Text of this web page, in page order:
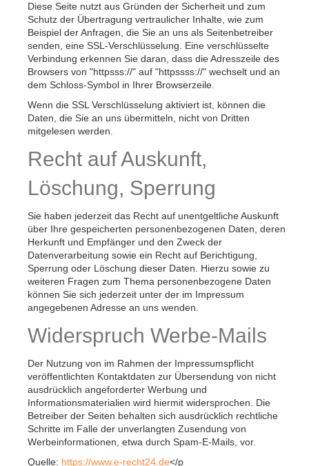
Diese Seite nutzt aus Gründen der Sicherheit und zum
Schutz der Übertragung vertraulicher Inhalte, wie zum
Beispiel der Anfragen, die Sie an uns als Seitenbetreiber
senden, eine SSL-Verschlüsselung. Eine verschlüsselte
Verbindung erkennen Sie daran, dass die Adresszeile des
Browsers von "httpsss://" auf "httpssss://" wechselt und an
dem Schloss-Symbol in Ihrer Browserzeile.
Wenn die SSL Verschlüsselung aktiviert ist, können die
Daten, die Sie an uns übermitteln, nicht von Dritten
mitgelesen werden.
Recht auf Auskunft,
Löschung, Sperrung
Sie haben jederzeit das Recht auf unentgeltliche Auskunft
über Ihre gespeicherten personenbezogenen Daten, deren
Herkunft und Empfänger und den Zweck der
Datenverarbeitung sowie ein Recht auf Berichtigung,
Sperrung oder Löschung dieser Daten. Hierzu sowie zu
weiteren Fragen zum Thema personenbezogene Daten
können Sie sich jederzeit unter der im Impressum
angegebenen Adresse an uns wenden.
Widerspruch Werbe-Mails
Der Nutzung von im Rahmen der Impressumspflicht
veröffentlichten Kontaktdaten zur Übersendung von nicht
ausdrücklich angeforderter Werbung und
Informationsmaterialien wird hiermit widersprochen. Die
Betreiber der Seiten behalten sich ausdrücklich rechtliche
Schritte im Falle der unverlangten Zusendung von
Werbeinformationen, etwa durch Spam-E-Mails, vor.
Quelle: https://www.e-recht24.de</p